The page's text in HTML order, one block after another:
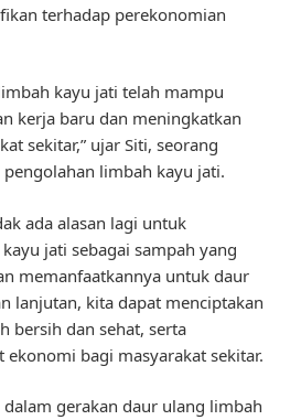
terhadap perekonomian
kayu jati telah mampu
kerja baru dan meningkatkan
sekitar,” ujar Siti, seorang
limbah kayu jati.
ada alasan lagi untuk
jati sebagai sampah yang
memanfaatkannya untuk daur
lanjutan, kita dapat menciptakan
bersih dan sehat, serta
bagi masyarakat sekitar.
gerakan daur ulang limbah